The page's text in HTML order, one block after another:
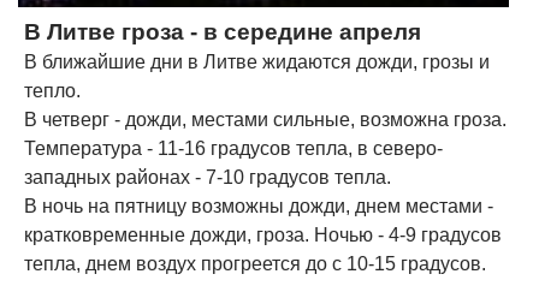
В Литве гроза - в середине апреля
В ближайшие дни в Литве жидаются дожди, грозы и
тепло.
В четверг - дожди, местами сильные, возможна гроза.
Температура - 11-16 градусов тепла, в северо-
западных районах - 7-10 градусов тепла.
В ночь на пятницу возможны дожди, днем местами -
кратковременные дожди, гроза. Ночью - 4-9 градусов
тепла, днем воздух прогреется до с 10-15 градусов.